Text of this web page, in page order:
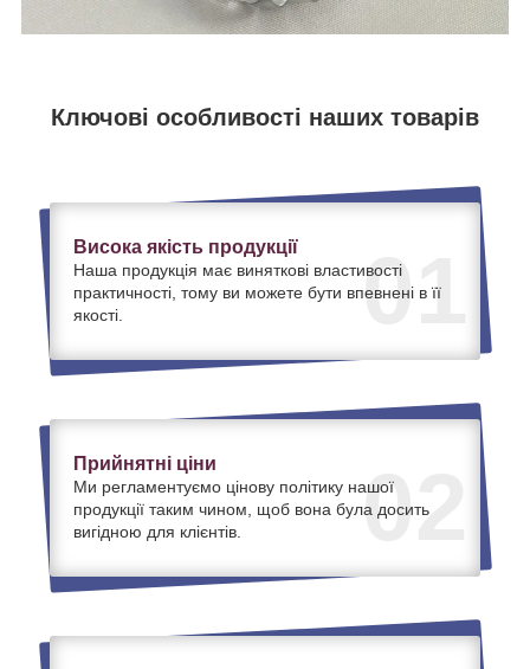
Ключові особливості наших товарів
01
Висока якість продукції
Наша продукція має виняткові властивості
практичності, тому ви можете бути впевнені в її
якості.
02
Прийнятні ціни
Ми регламентуємо цінову політику нашої
продукції таким чином, щоб вона була досить
вигідною для клієнтів.